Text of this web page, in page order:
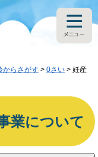
からさがす > 0さい > 妊産
業について